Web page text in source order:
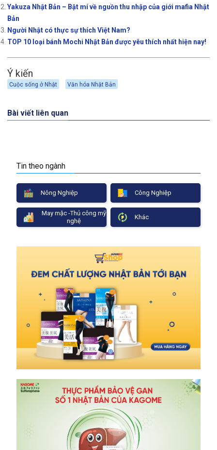
Yakuza Nhật Bản – Bật mí về nguồn thu nhập của giới mafia Nhật
Bản
Người Nhật có thực sự thích Việt Nam?
TOP 10 loại bánh Mochi Nhật Bản được yêu thích nhất hiện nay!
Ý kiến
Cuộc sống ở Nhật Văn hóa Nhật Bản
Bài viết liên quan
Tin theo ngành
Nông Nghiệp Công Nghiệp
May mặc -Thủ công mỹ
nghệ
Khác